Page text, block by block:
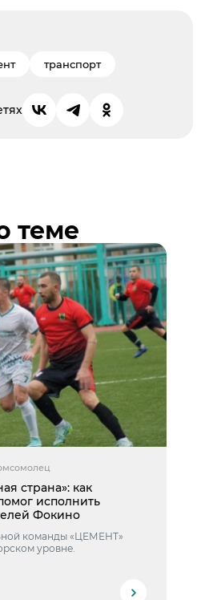
транспорт
теме
страна»: как
исполнить
Фокино
команды «ЦЕМЕНТ»
уровне.